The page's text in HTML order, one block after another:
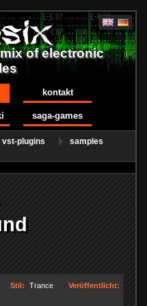
of electronic
kontakt
saga-games
vst-plugins
samples
Stil: Trance
Veröffentlicht: